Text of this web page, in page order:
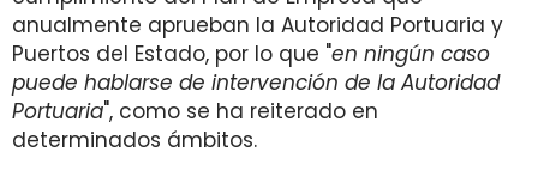
anualmente aprueban la Autoridad Portuaria y
Puertos del Estado, por lo que "en ningún caso
puede hablarse de intervención de la Autoridad
Portuaria", como se ha reiterado en
determinados ámbitos.